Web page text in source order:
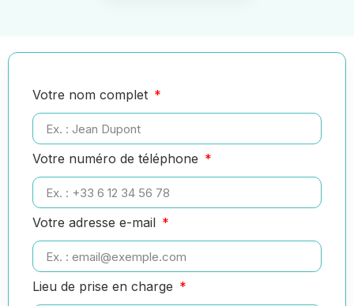
Votre nom complet
Votre numéro de téléphone
Votre adresse e-mail
Lieu de prise en charge